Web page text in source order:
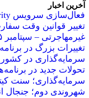
آخرین اخبار
فعال‌سازی سرویس Priority برای ویزای انگلستان در ایران
تغییر قوانین وقت
غیرمهاجرتی – سپتامبر ۲۰۲۵
تغییرات بزرگ در
سرمایه‌گذاری در
تحولات جدید در
سرمایه‌گذاری؛ سنت
شهروندی دوم؛ جنجال